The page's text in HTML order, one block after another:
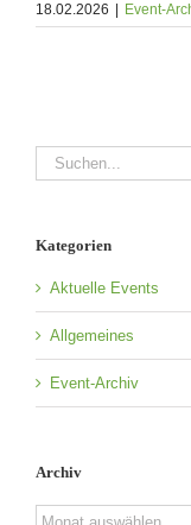
18.02.2026 Event-
Suche
nach:
Kategorien
Aktuelle Events
Allgemeines
Event-Archiv
Archiv
Archiv